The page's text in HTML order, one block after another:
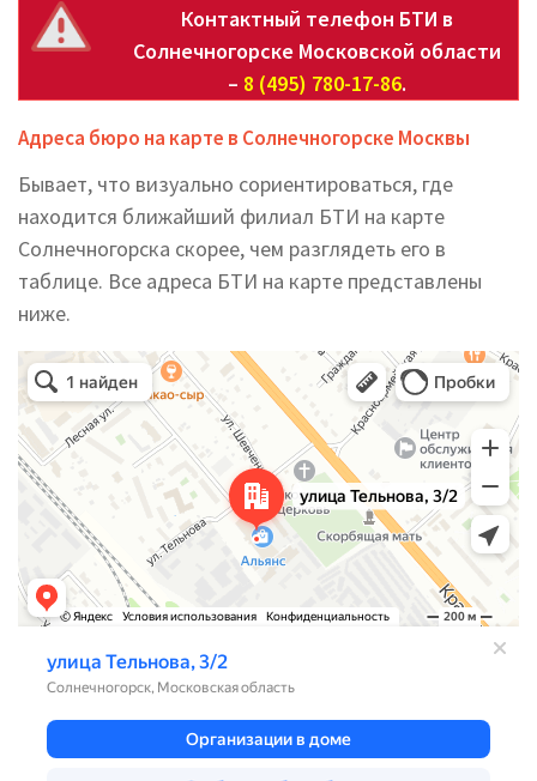
Контактный телефон БТИ в
Солнечногорске Московской области
– 8 (495) 780-17-86.
Адреса бюро на карте в Солнечногорске Москвы
Бывает, что визуально сориентироваться, где
находится ближайший филиал БТИ на карте
Солнечногорска скорее, чем разглядеть его в
таблице. Все адреса БТИ на карте представлены
ниже.